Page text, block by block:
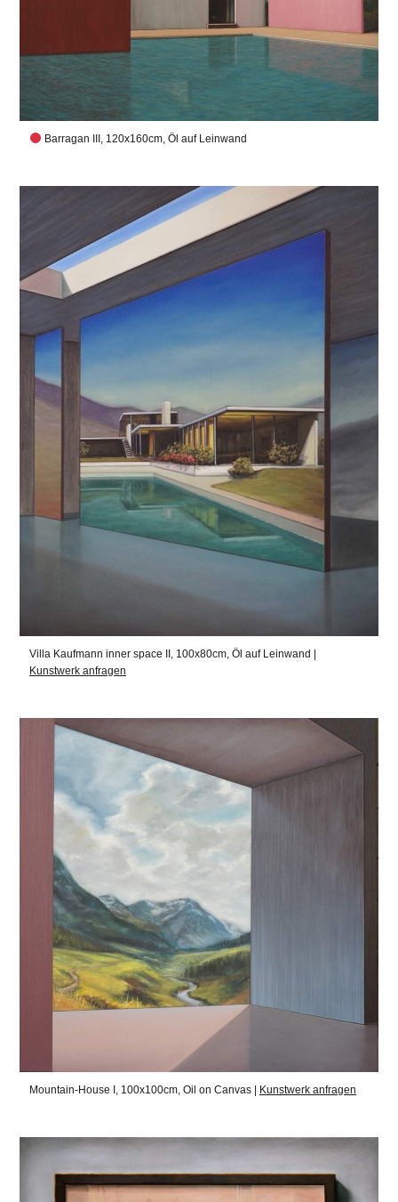
Barragan III, 120x160cm, Öl auf Leinwand
Villa Kaufmann inner space II, 100x80cm, Öl auf Leinwand |
Kunstwerk anfragen
Mountain-House I, 100x100cm, Oil on Canvas | Kunstwerk anfragen